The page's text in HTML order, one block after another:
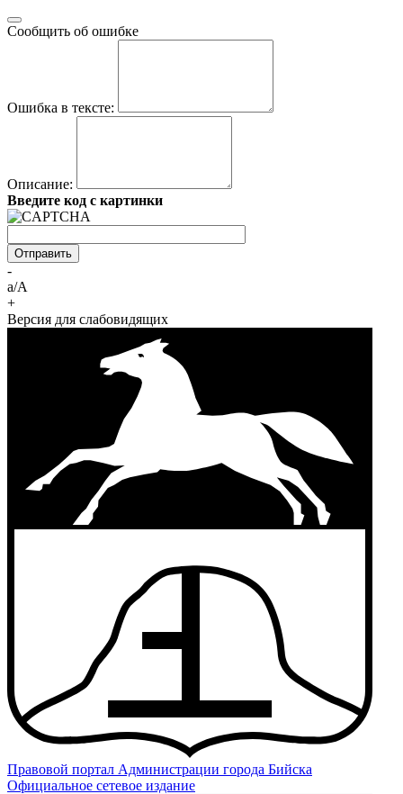
Сообщить об ошибке
Ошибка в тексте:
Описание:
Введите код с картинки
-
a/A
+
Версия для слабовидящих
Правовой портал Администрации города Бийска
Официальное сетевое издание